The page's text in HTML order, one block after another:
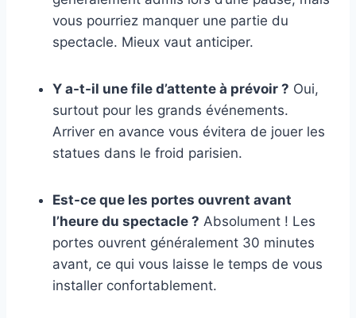
vous pourriez manquer une partie du
spectacle. Mieux vaut anticiper.
Y a-t-il une file d’attente à prévoir ? Oui,
surtout pour les grands événements.
Arriver en avance vous évitera de jouer les
statues dans le froid parisien.
Est-ce que les portes ouvrent avant
l’heure du spectacle ? Absolument ! Les
portes ouvrent généralement 30 minutes
avant, ce qui vous laisse le temps de vous
installer confortablement.